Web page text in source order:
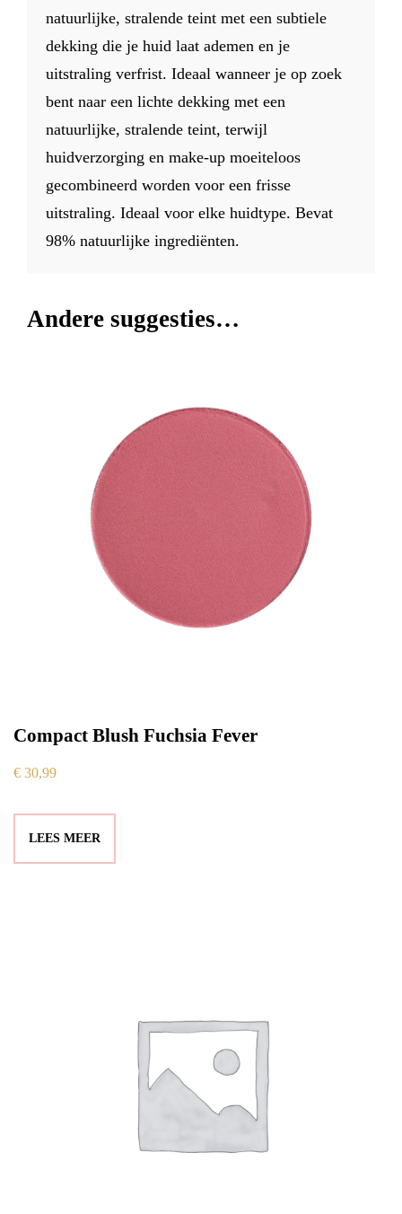
natuurlijke, stralende teint met een subtiele
dekking die je huid laat ademen en je
uitstraling verfrist. Ideaal wanneer je op zoek
bent naar een lichte dekking met een
natuurlijke, stralende teint, terwijl
huidverzorging en make-up moeiteloos
gecombineerd worden voor een frisse
uitstraling. Ideaal voor elke huidtype. Bevat
98% natuurlijke ingrediënten.
Andere suggesties…
Compact Blush Fuchsia Fever
€ 30,99
LEES MEER